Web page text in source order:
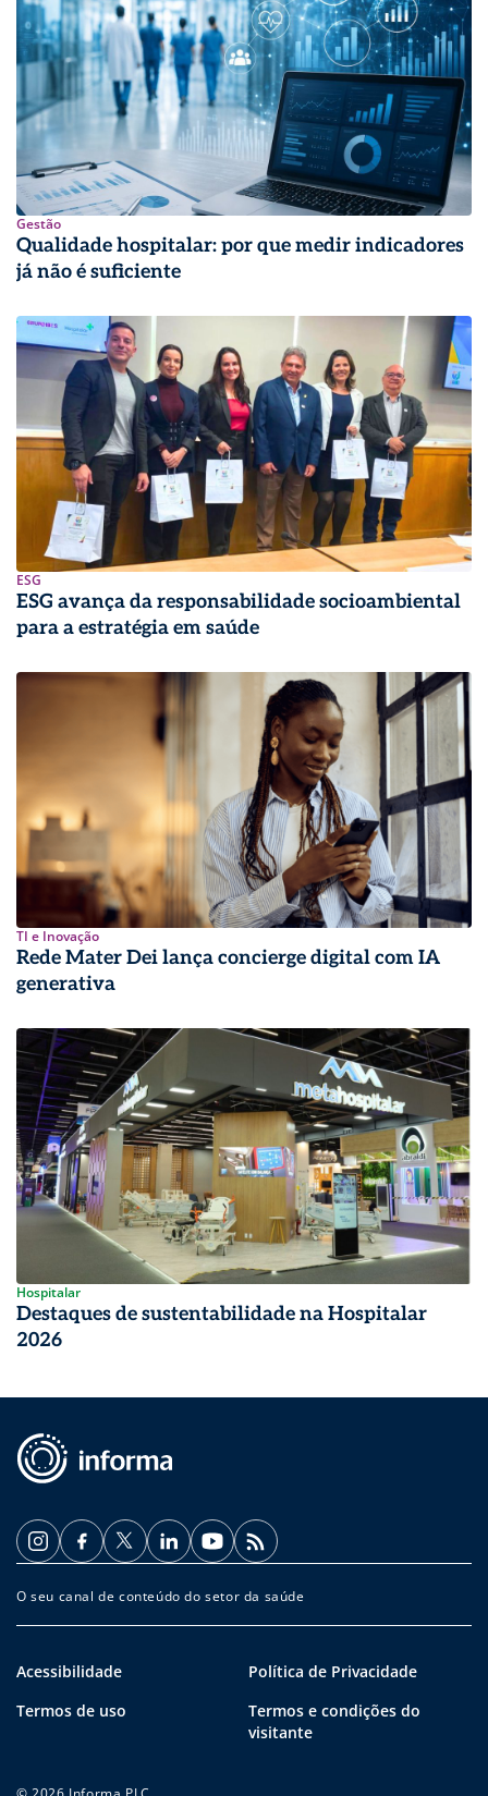
Gestão
Qualidade hospitalar: por que medir indicadores
já não é suficiente
ESG
ESG avança da responsabilidade socioambiental
para a estratégia em saúde
TI e Inovação
Rede Mater Dei lança concierge digital com IA
generativa
Hospitalar
Destaques de sustentabilidade na Hospitalar
2026
O seu canal de conteúdo do setor da saúde
Acessibilidade
Política de Privacidade
Termos de uso
Termos e condições do
visitante